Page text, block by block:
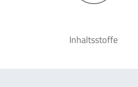
Inhaltsstoffe